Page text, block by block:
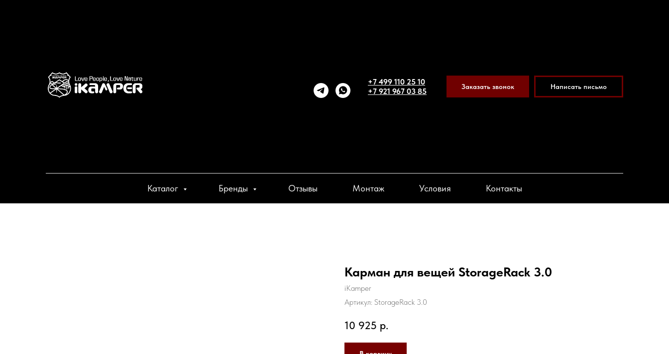
+7 499 110 25 10
+7 921 967 03 85
Заказать звонок Написать письмо
Каталог Бренды Отзывы Монтаж Условия Контакты
Карман для вещей StorageRack 3.0
iKamper
Артикул: StorageRack 3.0
10 925 р.